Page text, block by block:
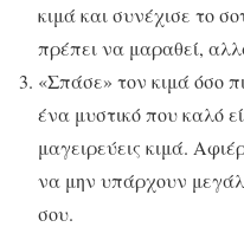
κιμά και συνέχισε το
πρέπει να μαραθεί,
«Σπάσε» τον κιμά όσο
ένα μυστικό που καλό
μαγειρεύεις κιμά.
να μην υπάρχουν
σου.